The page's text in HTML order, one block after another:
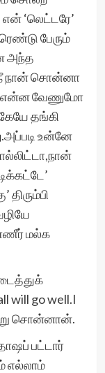
‘லெட்டரே’
பேரும்
அந்த
நான் சொன்னா
என்ன வேணுமோ
தங்கி
உன்னே
மல்க
go well.I
சொன்னான்.
பட்டார்
எல்லாம்